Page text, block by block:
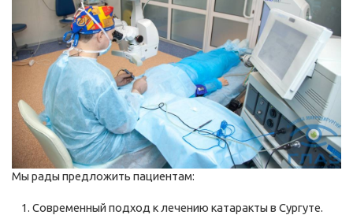
Мы рады предложить пациентам:
Современный подход к лечению катаракты в Сургуте.